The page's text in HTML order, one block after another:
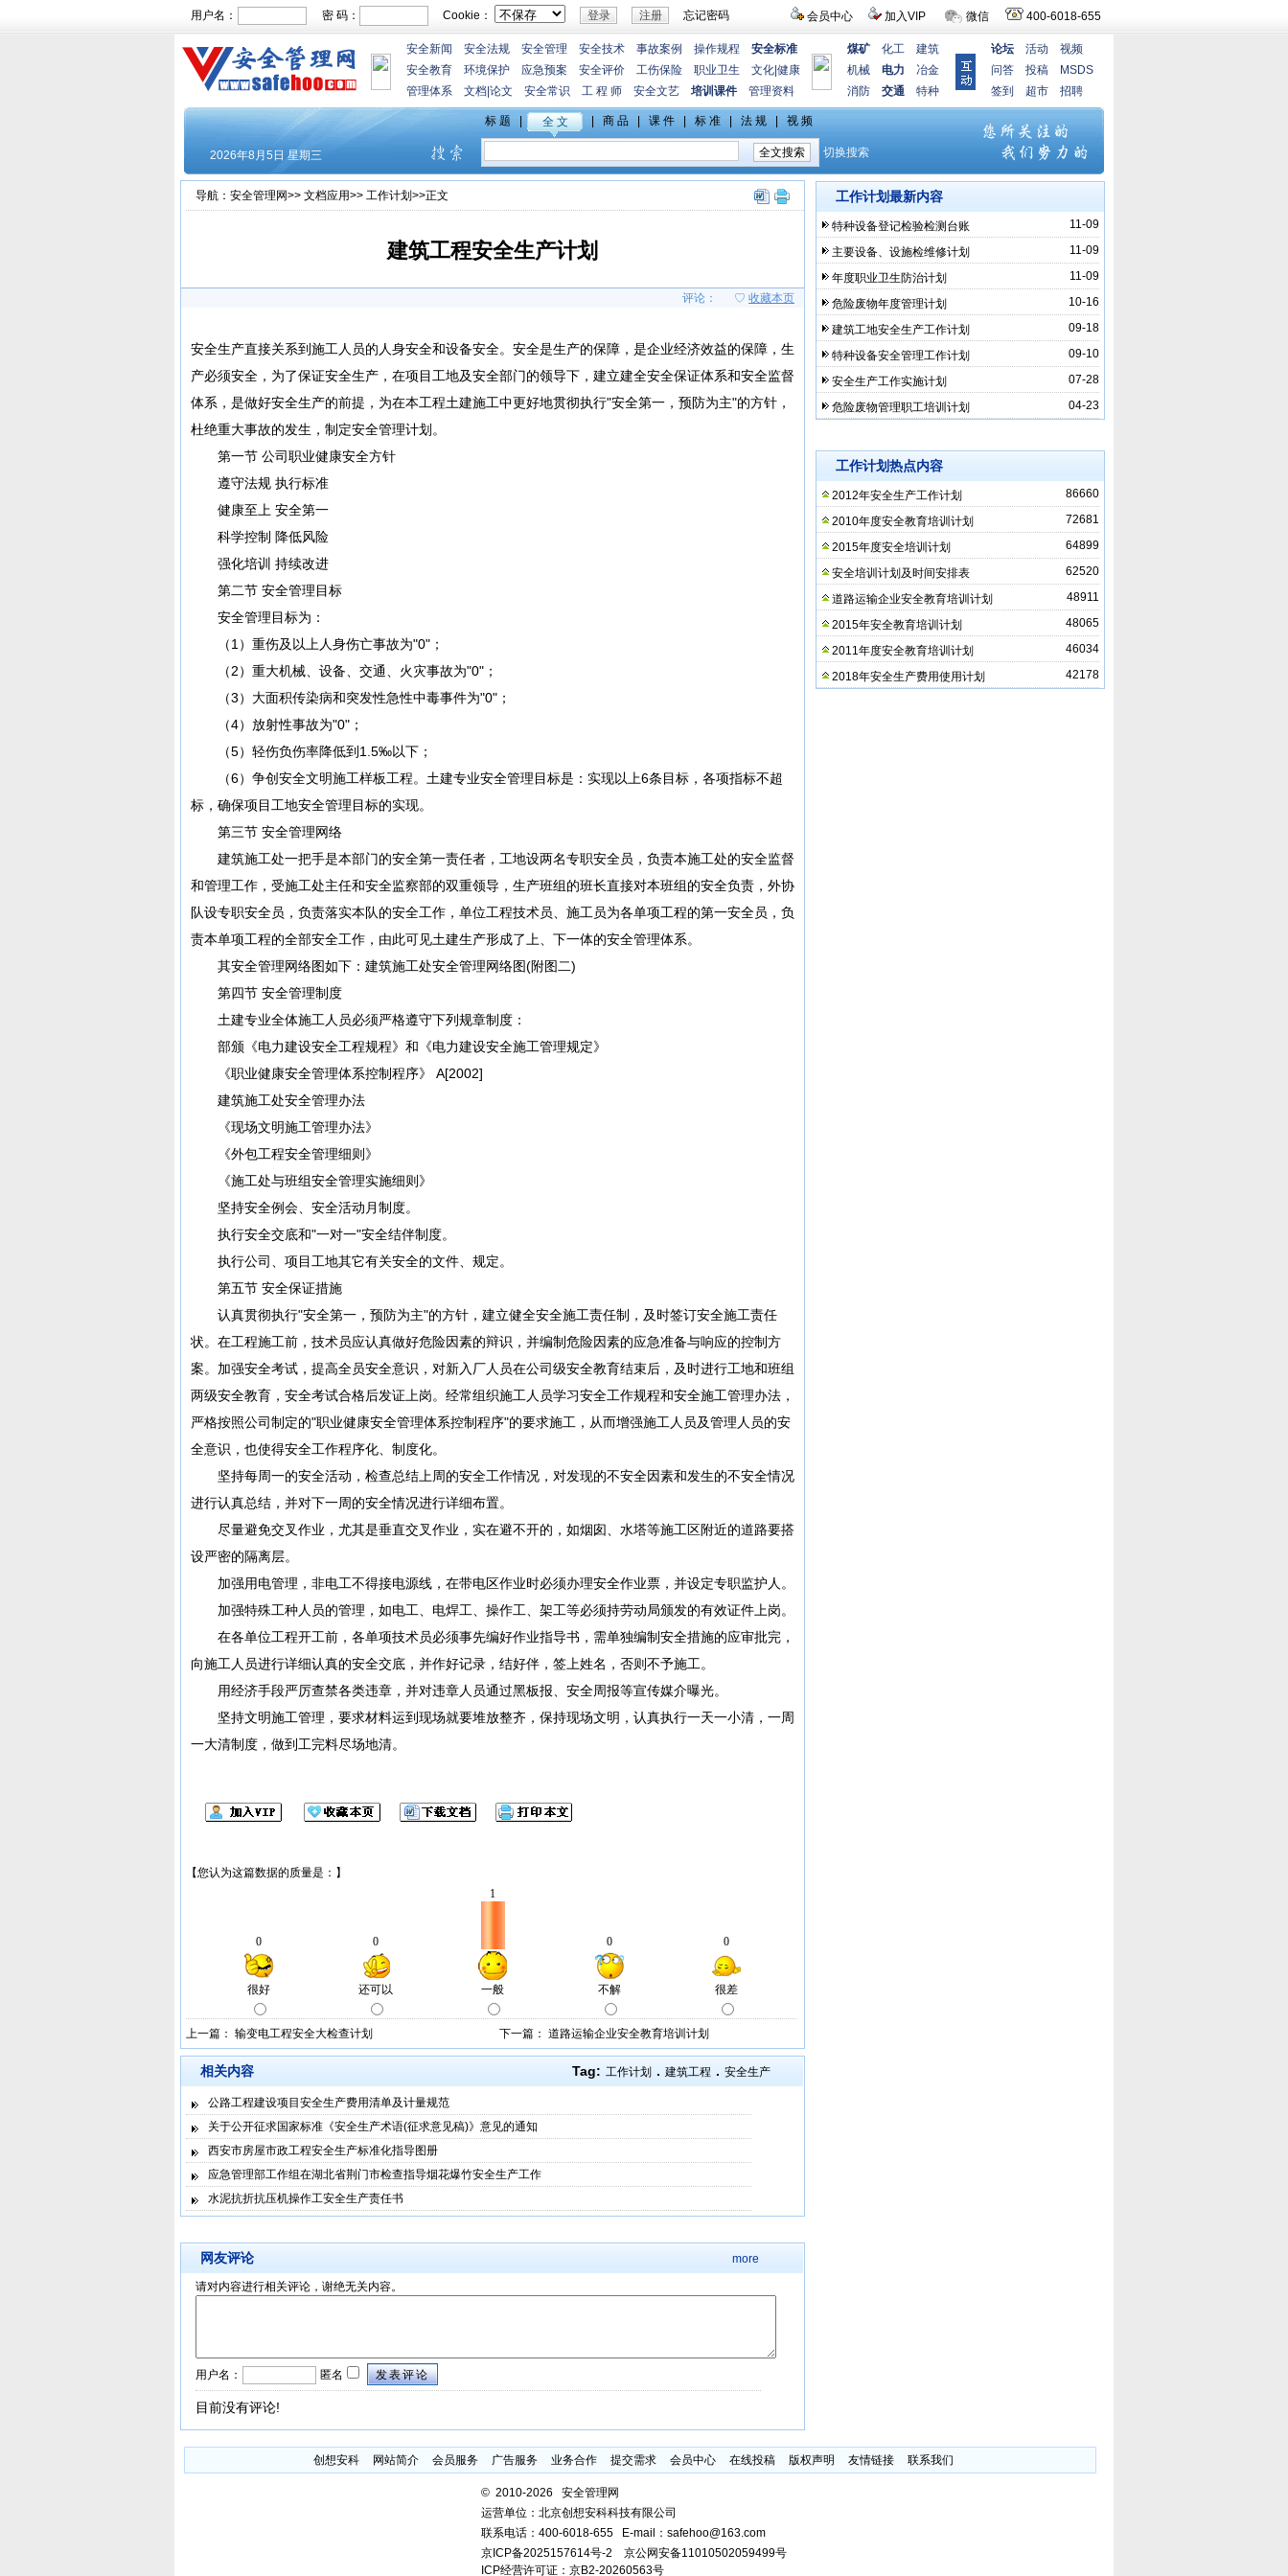
会员中心 加入VIP 微信 400-6018-655
用户名： 密 码： Cookie： 忘记密码
安全新闻 安全法规 安全管理 安全技术 事故案例 操作规程
安全标准
安全教育
环境保护 应急预案 安全评价 工伤保险 职业卫生 文化 健康
管理体系
文档 论文 安全常识 工 程 师 安全文艺 培训课件 管理资料
煤矿 化工
建筑
机械
电力
冶金
消防
交通 特种
论坛 活动
视频
问答
投稿
MSDS
签到
超市 招聘
导航： 安全管理网>> 文档应用>> 工作计划 >>正文
建筑工程安全生产计划
评论： ♡ 收藏本页
安全生产直接关系到施工人员的人身安全和设备安全。安全是生产的保障，是企业经济效益的保障，生
产必须安全，为了保证安全生产，在项目工地及安全部门的领导下，建立建全安全保证体系和安全监督
体系，是做好安全生产的前提，为在本工程土建施工中更好地贯彻执行"安全第一，预防为主"的方针，
杜绝重大事故的发生，制定安全管理计划。
第一节 公司职业健康安全方针
遵守法规 执行标准
健康至上 安全第一
科学控制 降低风险
强化培训 持续改进
第二节 安全管理目标
安全管理目标为：
（1）重伤及以上人身伤亡事故为"0"；
（2）重大机械、设备、交通、火灾事故为"0"；
（3）大面积传染病和突发性急性中毒事件为"0"；
（4）放射性事故为"0"；
（5）轻伤负伤率降低到1.5‰以下；
（6）争创安全文明施工样板工程。土建专业安全管理目标是：实现以上6条目标，各项指标不超
标，确保项目工地安全管理目标的实现。
第三节 安全管理网络
建筑施工处一把手是本部门的安全第一责任者，工地设两名专职安全员，负责本施工处的安全监督
和管理工作，受施工处主任和安全监察部的双重领导，生产班组的班长直接对本班组的安全负责，外协
队设专职安全员，负责落实本队的安全工作，单位工程技术员、施工员为各单项工程的第一安全员，负
责本单项工程的全部安全工作，由此可见土建生产形成了上、下一体的安全管理体系。
其安全管理网络图如下：建筑施工处安全管理网络图(附图二)
第四节 安全管理制度
土建专业全体施工人员必须严格遵守下列规章制度：
部颁《电力建设安全工程规程》和《电力建设安全施工管理规定》
《职业健康安全管理体系控制程序》 A[2002]
建筑施工处安全管理办法
《现场文明施工管理办法》
《外包工程安全管理细则》
《施工处与班组安全管理实施细则》
坚持安全例会、安全活动月制度。
执行安全交底和"一对一"安全结伴制度。
执行公司、项目工地其它有关安全的文件、规定。
第五节 安全保证措施
认真贯彻执行"安全第一，预防为主"的方针，建立健全安全施工责任制，及时签订安全施工责任
状。在工程施工前，技术员应认真做好危险因素的辩识，并编制危险因素的应急准备与响应的控制方
案。加强安全考试，提高全员安全意识，对新入厂人员在公司级安全教育结束后，及时进行工地和班组
两级安全教育，安全考试合格后发证上岗。经常组织施工人员学习安全工作规程和安全施工管理办法，
严格按照公司制定的"职业健康安全管理体系控制程序"的要求施工，从而增强施工人员及管理人员的安
全意识，也使得安全工作程序化、制度化。
坚持每周一的安全活动，检查总结上周的安全工作情况，对发现的不安全因素和发生的不安全情况
进行认真总结，并对下一周的安全情况进行详细布置。
尽量避免交叉作业，尤其是垂直交叉作业，实在避不开的，如烟囱、水塔等施工区附近的道路要搭
设严密的隔离层。
加强用电管理，非电工不得接电源线，在带电区作业时必须办理安全作业票，并设定专职监护人。
加强特殊工种人员的管理，如电工、电焊工、操作工、架工等必须持劳动局颁发的有效证件上岗。
在各单位工程开工前，各单项技术员必须事先编好作业指导书，需单独编制安全措施的应审批完，
向施工人员进行详细认真的安全交底，并作好记录，结好伴，签上姓名，否则不予施工。
用经济手段严厉查禁各类违章，并对违章人员通过黑板报、安全周报等宣传媒介曝光。
坚持文明施工管理，要求材料运到现场就要堆放整齐，保持现场文明，认真执行一天一小清，一周
一大清制度，做到工完料尽场地清。
下一篇： 道路运输企业安全教育培训计划
上一篇： 输变电工程安全大检查计划
Tag: 工作计划 . 建筑工程 . 安全生产
相关内容
公路工程建设项目安全生产费用清单及计量规范
关于公开征求国家标准《安全生产术语(征求意见稿)》意见的通知
西安市房屋市政工程安全生产标准化指导图册
应急管理部工作组在湖北省荆门市检查指导烟花爆竹安全生产工作
水泥抗折抗压机操作工安全生产责任书
网友评论 more
请对内容进行相关评论，谢绝无关内容。
用户名： 匿名 发表评论
目前没有评论!
工作计划最新内容
11-09
特种设备登记检验检测台账
11-09
主要设备、设施检维修计划
11-09
年度职业卫生防治计划
10-16
危险废物年度管理计划
09-18
建筑工地安全生产工作计划
09-10
特种设备安全管理工作计划
07-28
安全生产工作实施计划
04-23
危险废物管理职工培训计划
工作计划热点内容
86660
2012年安全生产工作计划
72681
2010年度安全教育培训计划
64899
2015年度安全培训计划
62520
安全培训计划及时间安排表
48911
道路运输企业安全教育培训计划
48065
2015年安全教育培训计划
46034
2011年度安全教育培训计划
42178
2018年安全生产费用使用计划
创想安科 网站简介 会员服务 广告服务 业务合作 提交需求 会员中心 在线投稿 版权声明 友情链接 联系我们
© 2010-2026 安全管理网
运营单位：北京创想安科科技有限公司
联系电话： 400-6018-655 E-mail：safehoo@163.com
京ICP备2025157614号-2
京公网安备11010502059499号
ICP经营许可证：京B2-20260563号